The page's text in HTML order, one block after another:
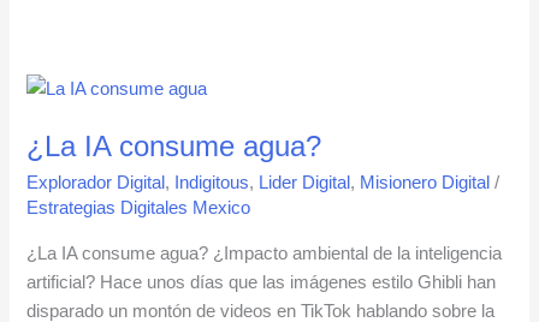
¿La IA consume agua?
Explorador Digital , Indigitous, Lider Digital , Misionero Digital /
Estrategias Digitales Mexico
¿La IA consume agua? ¿Impacto ambiental de la inteligencia
artificial? Hace unos días que las imágenes estilo Ghibli han
disparado un montón de videos en TikTok hablando sobre la
¿La
consume
agua?